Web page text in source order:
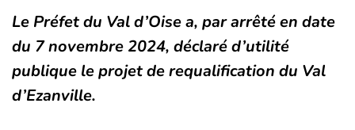
Le Préfet du Val d’Oise a, par arrêté en date
du 7 novembre 2024, déclaré d’utilité
publique le projet de requalification du Val
d’Ezanville.